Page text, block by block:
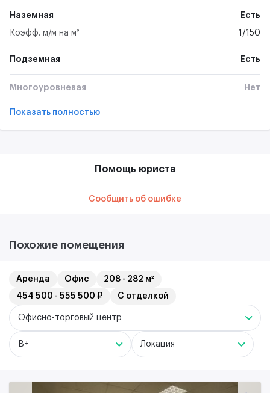
Наземная Есть
Коэфф. м/м на м² 1/150
Подземная Есть
Многоуровневая Нет
Показать полностью
Помощь юриста
Сообщить об ошибке
Похожие помещения
Аренда Офис
208 - 282 м²
454 500 - 555 500 ₽
С отделкой
Офисно-торговый центр
B+ Локация